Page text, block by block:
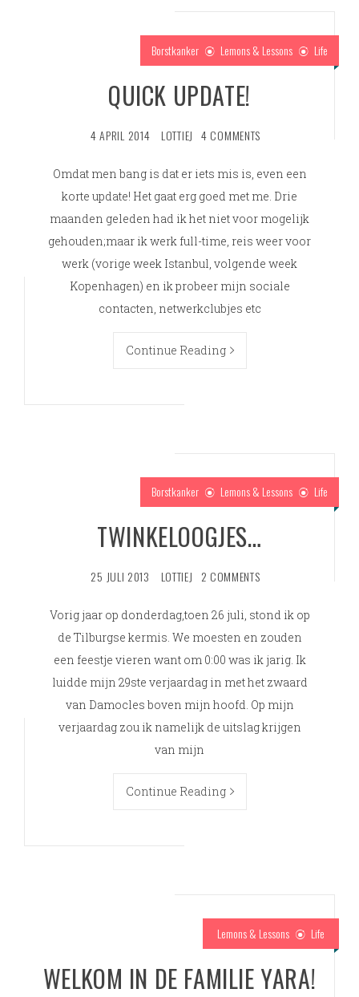
Borstkanker Lemons & Lessons Life
QUICK UPDATE!
4 APRIL 2014 LOTTIEJ 4 COMMENTS
Omdat men bang is dat er iets mis is, even een
korte update! Het gaat erg goed met me. Drie
maanden geleden had ik het niet voor mogelijk
gehouden;maar ik werk full-time, reis weer voor
werk (vorige week Istanbul, volgende week
Kopenhagen) en ik probeer mijn sociale
contacten, netwerkclubjes etc
Continue Reading
Borstkanker Lemons & Lessons Life
TWINKELOOGJES…
25 JULI 2013 LOTTIEJ 2 COMMENTS
Vorig jaar op donderdag,toen 26 juli, stond ik op
de Tilburgse kermis. We moesten en zouden
een feestje vieren want om 0:00 was ik jarig. Ik
luidde mijn 29ste verjaardag in met het zwaard
van Damocles boven mijn hoofd. Op mijn
verjaardag zou ik namelijk de uitslag krijgen
van mijn
Continue Reading
Lemons & Lessons Life
WELKOM IN DE FAMILIE YARA!